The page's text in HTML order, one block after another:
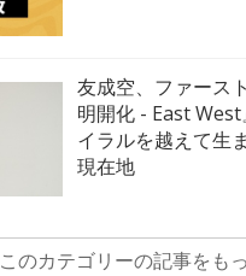
友成空、ファース
明開化 - East
イラルを越えて生
現在地
このカテゴリーの記事をも